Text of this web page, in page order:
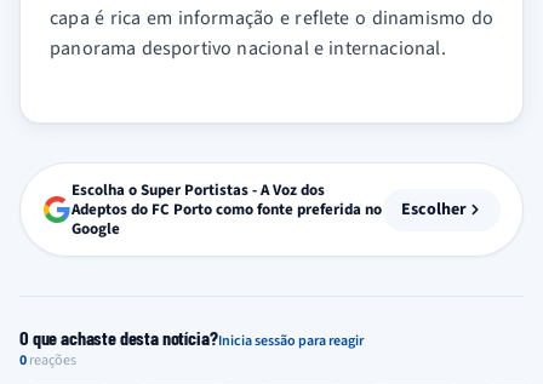
capa é rica em informação e reflete o dinamismo do
panorama desportivo nacional e internacional.
Escolha o Super Portistas - A Voz dos
Adeptos do FC Porto como fonte preferida no
Google
Escolher
O que achaste desta notícia?Inicia sessão para reagir
0reações